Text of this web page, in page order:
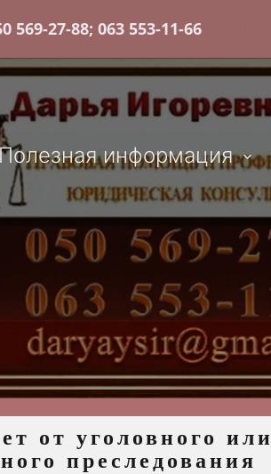
569-27-88; 063 553-11-66
информация
от уголовного или
преследования